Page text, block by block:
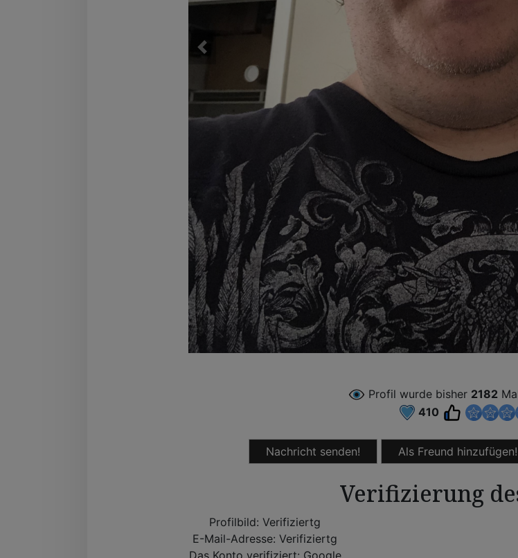
Profil wurde bisher 2182
410
Nachricht senden! Als Freund hinzufügen!
Verifizierung
Profilbild: Verifiziertg
E-Mail-Adresse: Verifiziertg
Das Konto verifiziert: Google